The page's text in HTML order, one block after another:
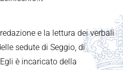
e la lettura dei verbali
sedute di Seggio, di
è incaricato della